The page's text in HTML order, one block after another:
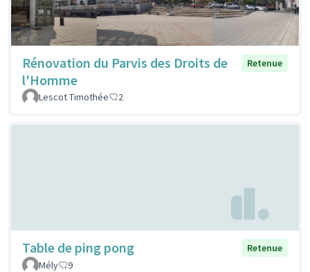
Rénovation du Parvis des Droits de
l'Homme
Retenue
Lescot Timothée 2
Table de ping pong
Retenue
Mély
9